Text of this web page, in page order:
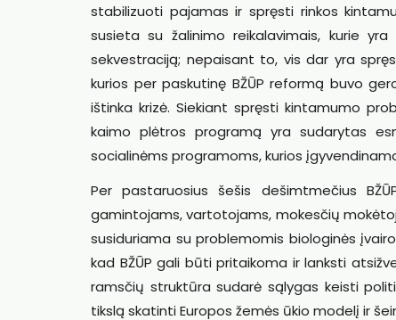
stabilizuoti pajamas ir spręsti rinkos
susieta su žalinimo reikalavimais, kurie
sekvestraciją; nepaisant to, vis dar yra
kurios per paskutinę BŽŪP reformą buvo
ištinka krizė. Siekiant spręsti kintamumo
kaimo plėtros programą yra sudarytas
socialinėms programoms, kurios
Per pastaruosius šešis dešimtmečius
gamintojams, vartotojams, mokesčių
susiduriama su problemomis biologinės
kad BŽŪP gali būti pritaikoma ir lanksti
ramsčių struktūra sudarė sąlygas keisti
tikslą skatinti Europos žemės ūkio modelį ir